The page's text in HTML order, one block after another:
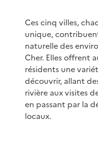
Ces cinq villes,
unique,
naturelle des
Cher. Elles offrent
résidents une
découvrir, allant
rivière aux visites
en passant par la
locaux.